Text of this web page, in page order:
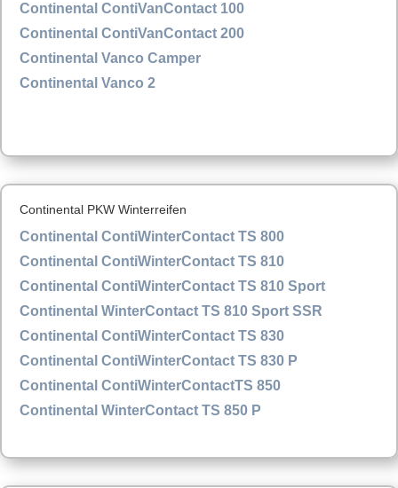
Continental ContiVanContact 100
Continental ContiVanContact 200
Continental Vanco Camper
Continental Vanco 2
Continental PKW Winterreifen
Continental ContiWinterContact TS 800
Continental ContiWinterContact TS 810
Continental ContiWinterContact TS 810 Sport
Continental WinterContact TS 810 Sport SSR
Continental ContiWinterContact TS 830
Continental ContiWinterContact TS 830 P
Continental ContiWinterContactTS 850
Continental WinterContact TS 850 P